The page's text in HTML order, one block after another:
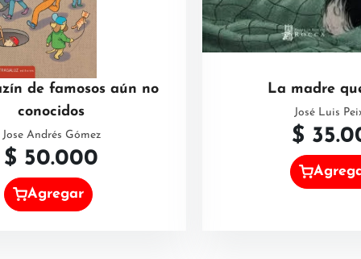
de famosos aún no
conocidos
Jose Andrés Gómez
$ 50.000
Agregar
La madre
José Luis
$